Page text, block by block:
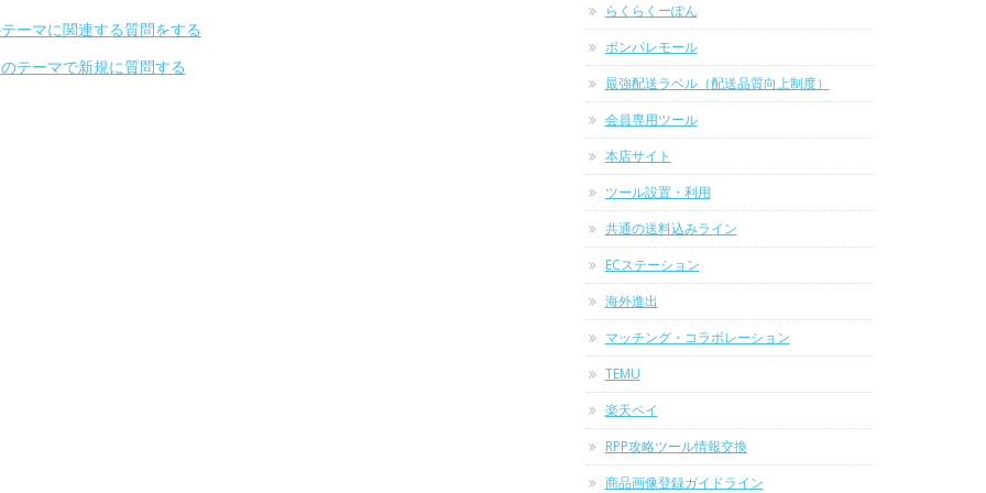
ーマに関連する質問をする
テーマで新規に質問する
らくらくーぽん
ポンパレモール
最強配送ラベル（配送品質向上制度）
会員専用ツール
本店サイト
ツール設置・利用
共通の送料込みライン
ECステーション
海外進出
マッチング・コラボレーション
TEMU
楽天ペイ
RPP攻略ツール情報交換
商品画像登録ガイドライン